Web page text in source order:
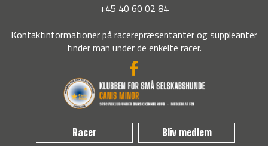
+45 40 60 02 84
Kontaktinformationer på racerepræsentanter og suppleanter
finder man under de enkelte racer.
Racer Bliv medlem